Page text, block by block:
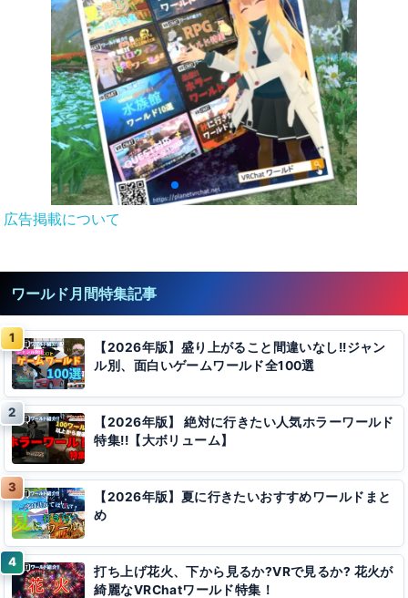
広告掲載について
ワールド月間特集記事
【2026年版】盛り上がること間違いなし!!ジャン
ル別、面白いゲームワールド全100選
【2026年版】 絶対に行きたい人気ホラーワールド
特集!!【大ボリューム】
【2026年版】夏に行きたいおすすめワールドまと
め
打ち上げ花火、下から見るか?VRで見るか? 花火が
綺麗なVRChatワールド特集！